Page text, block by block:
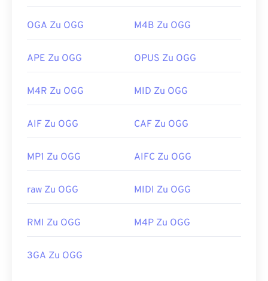
OGA Zu OGG M4B Zu OGG
APE Zu OGG OPUS Zu OGG
M4R Zu OGG MID Zu OGG
AIF Zu OGG CAF Zu OGG
MP1 Zu OGG AIFC Zu OGG
raw Zu OGG MIDI Zu OGG
RMI Zu OGG M4P Zu OGG
3GA Zu OGG